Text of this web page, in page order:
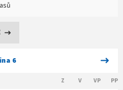
6
Z V VP PP